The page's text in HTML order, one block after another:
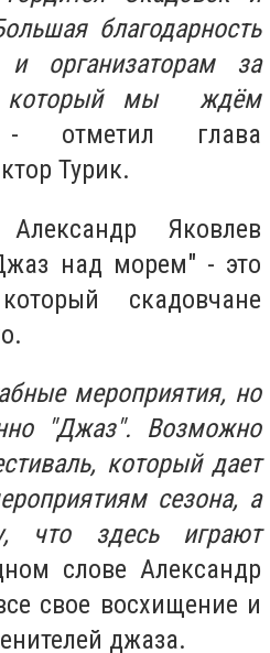
благодарность
организаторам за
который мы ждём
- отметил глава
Турик.
Яковлев
над морем" - это
скадовчане
мероприятия, но
"Джаз". Возможно
который дает
сезона, а
что здесь играют
слове Александр
свое восхищение и
джаза.